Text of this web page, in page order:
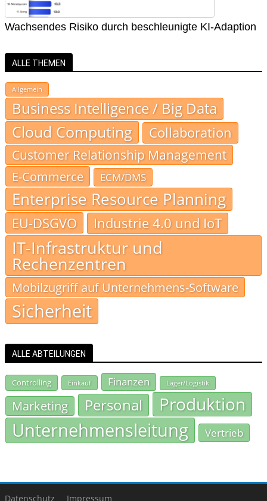
Wachsendes Risiko durch beschleunigte KI-Adaption
ALLE THEMEN
Allgemein
Business Intelligence / Big Data
Cloud Computing Collaboration
Customer Relationship Management
E-Commerce
ECM/DMS
Enterprise Resource Planning
EU-DSGVO Industrie 4.0 und IoT
IT-Infrastruktur und
Rechenzentren
Mobilzugriff auf Unternehmens-Software
Sicherheit
ALLE ABTEILUNGEN
Controlling Einkauf Finanzen Lager/Logistik
Marketing Personal Produktion
Unternehmensleitung Vertrieb
Datenschutz Impressum